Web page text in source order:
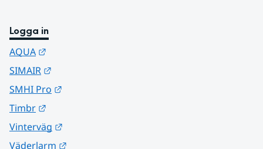
Logga in
AQUA
SIMAIR
SMHI Pro
Timbr
Vinterväg
Väderlarm